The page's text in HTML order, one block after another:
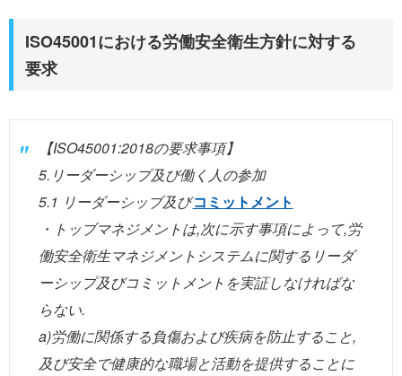
ISO45001における労働安全衛生方針に対する
要求
【ISO45001:2018の要求事項】
5.リーダーシップ及び働く人の参加
5.1 リーダーシッブ及びコミットメント
・トッブマネジメントは,次に示す事項によって,労
働安全衛生マネジメントシステムに関するリーダ
ーシップ及びコミットメントを実証しなければな
らない.
a)労働に関係する負傷および疾病を防止すること,
及び安全で健康的な職場と活動を提供することに